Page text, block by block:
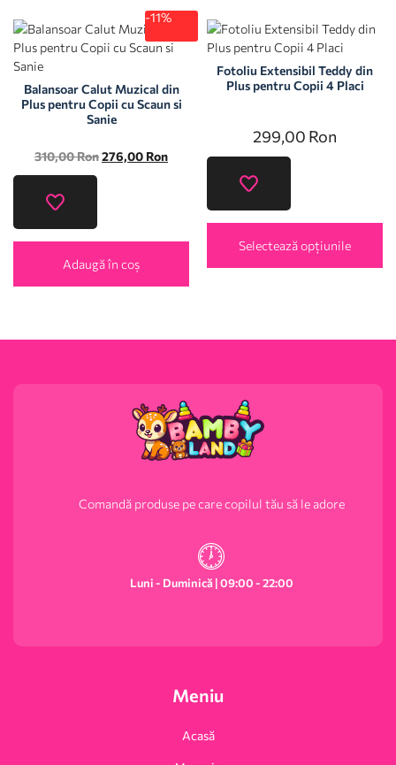
-11%
Balansoar Calut Muzical din
Plus pentru Copii cu Scaun si
Sanie
310,00Ron276,00 Ron
Adaugă în coș
Fotoliu Extensibil Teddy din
Plus pentru Copii 4 Placi
299,00 Ron
Selectează opțiunile
Comandă produse pe care copilul tău să le adore
Luni - Duminică | 09:00 - 22:00
Meniu
Acasă